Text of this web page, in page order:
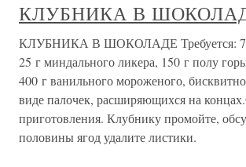
КЛУБНИКА В
КЛУБНИКА В ШОКОЛАДЕ Требуется:
25 г миндального ликера, 150 г полу
400 г ванильного мороженого,
виде палочек, расширяющихся на
приготовления. Клубнику промойте,
половины ягод удалите листики.